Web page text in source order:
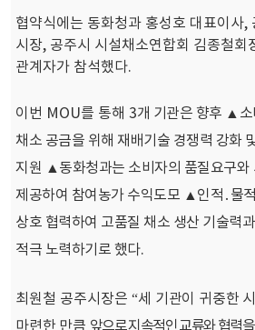
협약식에는 동화청과 홍성호 대표이사,
시장, 공주시 시설채소연합회 김종철회
관계자가 참석했다.
이번 MOU를 통해 3개 기관은 향후 ▲소
채소 공금을 위해 재배기술 경쟁력 강화
지원 ▲동화청과는 소비자의 품질요구와
제공하여 참여농가 수익도모 ▲인적․물
상호 협력하여 고품질 채소 생산 기술력
적극 노력하기로 했다.
최원철 공주시장은 “세 기관이 귀중한
마련한 만큼 앞으로 지속적인 교류와 협력